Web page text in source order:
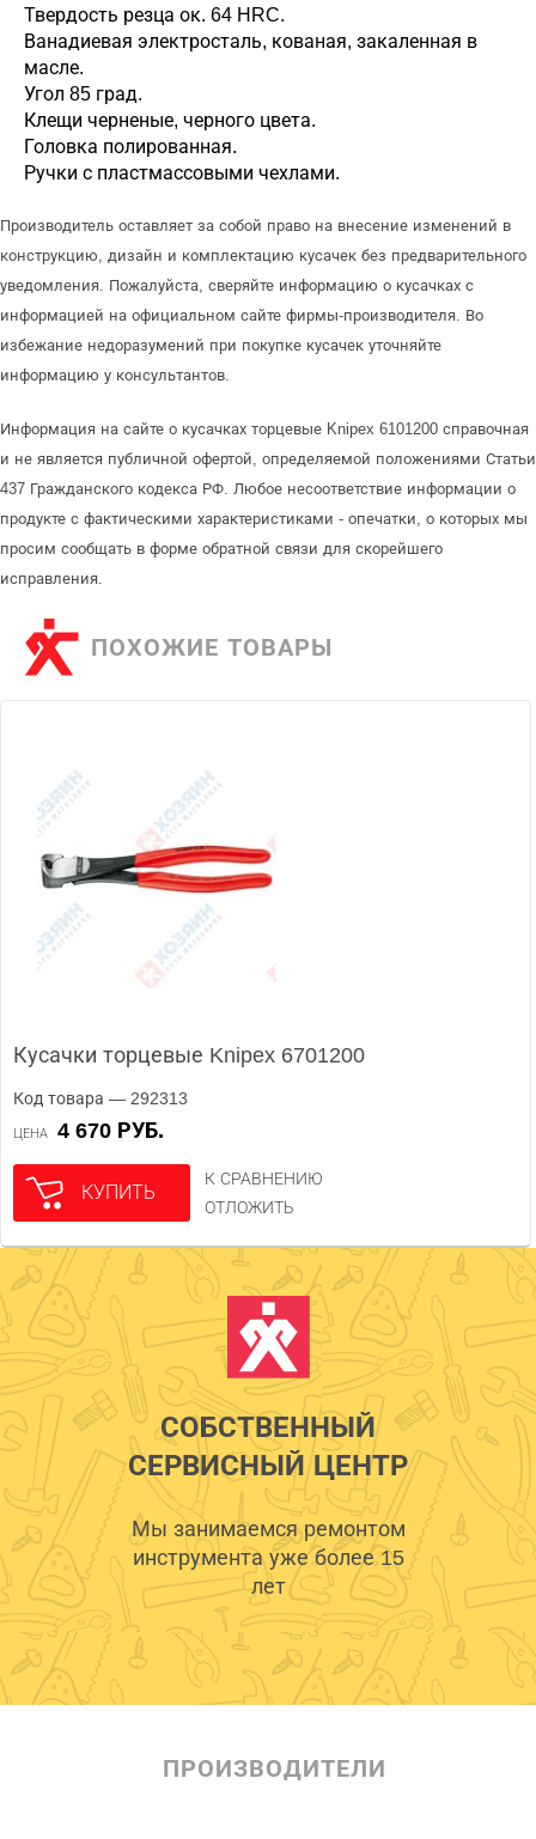
Твердость резца ок. 64 HRC.
Ванадиевая электросталь, кованая, закаленная в
масле.
Угол 85 град.
Клещи черненые, черного цвета.
Головка полированная.
Ручки с пластмассовыми чехлами.
Производитель оставляет за собой право на внесение изменений в
конструкцию, дизайн и комплектацию кусачек без предварительного
уведомления. Пожалуйста, сверяйте информацию о кусачках с
информацией на официальном сайте фирмы-производителя. Во
избежание недоразумений при покупке кусачек уточняйте
информацию у консультантов.
Информация на сайте о кусачках торцевые Knipex 6101200 справочная
и не является публичной офертой, определяемой положениями Статьи
437 Гражданского кодекса РФ. Любое несоответствие информации о
продукте с фактическими характеристиками - опечатки, о которых мы
просим сообщать в форме обратной связи для скорейшего
исправления.
ПОХОЖИЕ ТОВАРЫ
Кусачки торцевые Knipex 6701200
Код товара — 292313
ЦЕНА 4 670 РУБ.
КУПИТЬ
К СРАВНЕНИЮ
ОТЛОЖИТЬ
СОБСТВЕННЫЙ
СЕРВИСНЫЙ ЦЕНТР
Мы занимаемся ремонтом
инструмента уже более 15
лет
ПРОИЗВОДИТЕЛИ